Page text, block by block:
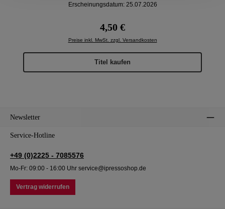
Erscheinungsdatum: 25.07.2026
Regulärer Preis:
4,50 €
Preise inkl. MwSt. zzgl. Versandkosten
Titel kaufen
Newsletter
Service-Hotline
+49 (0)2225 - 7085576
Mo-Fr: 09:00 - 16:00 Uhr service@ipressoshop.de
Vertrag widerrufen